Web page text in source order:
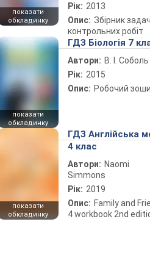
показати
обкладинку
Рік: 2013
Опис: Збірник задач
контрольних робіт
показати
обкладинку
ГДЗ Біологія 7
Автори: В. І. Соболь
Рік: 2015
Опис: Робочий
показати
обкладинку
ГДЗ Англійська
4 клас
Автори: Naomi
Simmons
Рік: 2019
Опис: Family and
4 workbook 2nd